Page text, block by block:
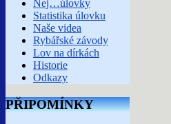
Nej…úlovky
Statistika úlovku
Naše videa
Rybářské závody
Lov na dírkách
Historie
Odkazy
PŘIPOMÍNKY